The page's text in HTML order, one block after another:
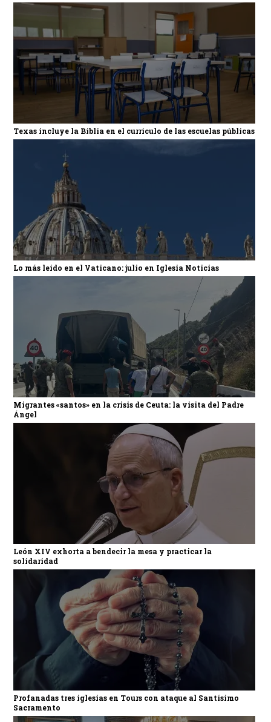
Texas incluye la Biblia en el currículo de las escuelas públicas
Lo más leído en el Vaticano: julio en Iglesia Noticias
Migrantes «santos» en la crisis de Ceuta: la visita del Padre
Ángel
León XIV exhorta a bendecir la mesa y practicar la
solidaridad
Profanadas tres iglesias en Tours con ataque al Santísimo
Sacramento